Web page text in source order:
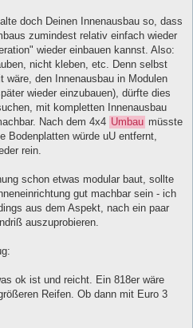
doch Deinen Innenausbau so, dass
zumindest relativ einfach wieder
wieder einbauen kannst. Also:
nicht kleben, etc. Denn selbst
wäre, den Innenausbau in Modulen
wieder einzubauen), dürfte dies
mit kompletten Innenausbau
Nach dem 4x4 Umbau müsste
Bodenplatten würde uU entfernt,
rein.
schon etwas modular baut, sollte
gut machbar sein - ich
aus dem Aspekt, nach ein paar
auszuprobieren.
ok ist und reicht. Ein 818er wäre
Reifen. Ob dann mit Euro 3